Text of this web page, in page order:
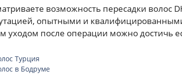
возможность пересадки волос
опытными и
после операции можно достичь
Турция
в Бодруме